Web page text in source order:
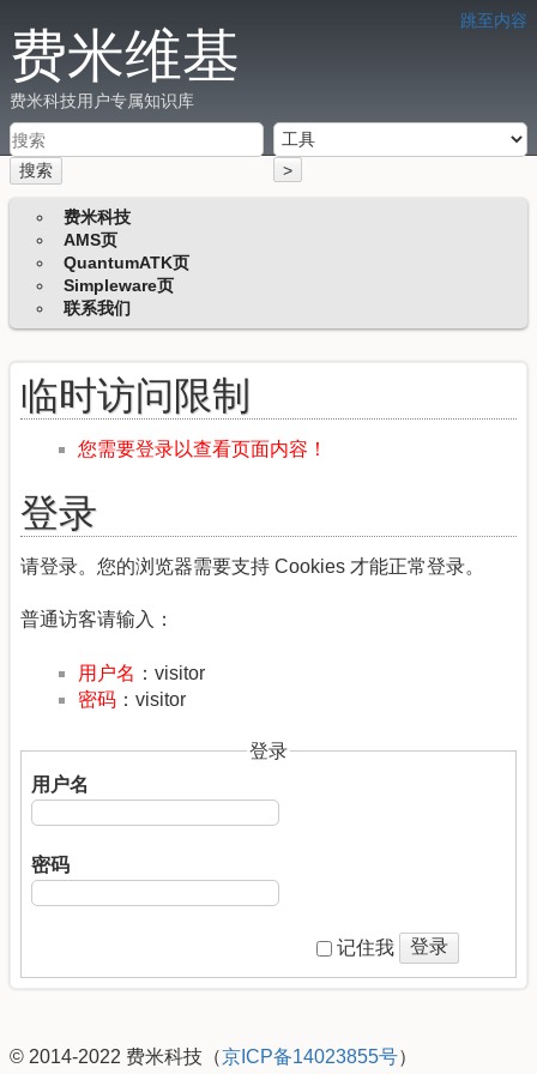
跳至内容
费米维基
费米科技用户专属知识库
搜索 >
费米科技
AMS页
QuantumATK页
Simpleware页
联系我们
临时访问限制
您需要登录以查看页面内容！
登录
请登录。您的浏览器需要支持 Cookies 才能正常登录。
普通访客请输入：
用户名 ：visitor
密码 ：visitor
登录
用户名
密码
记住我 登录
© 2014-2022 费米科技（京ICP备14023855号）